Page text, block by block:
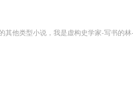
他类型小说，我是虚构史学家-写书的